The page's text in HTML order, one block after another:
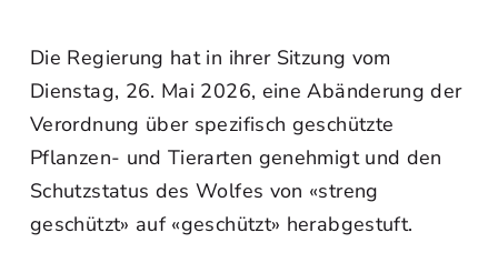
Die Regierung hat in ihrer Sitzung vom
Dienstag, 26. Mai 2026, eine Abänderung der
Verordnung über spezifisch geschützte
Pflanzen- und Tierarten genehmigt und den
Schutzstatus des Wolfes von «streng
geschützt» auf «geschützt» herabgestuft.